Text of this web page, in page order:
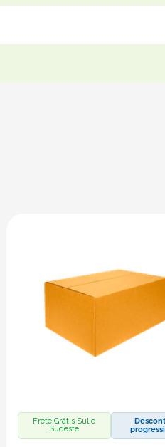
o peso de forma
e organizadas!
Frete Grátis Sul e
Sudeste